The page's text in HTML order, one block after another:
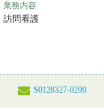
業務内容
訪問看護
S0128327-0299